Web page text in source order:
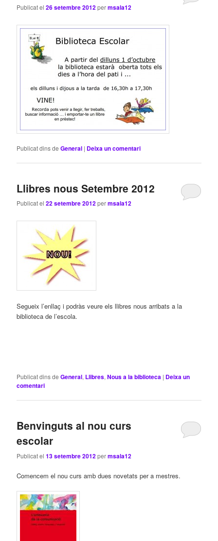
Publicat el26 setembre 2012permsala12
Publicat dins de General | Deixa un comentari
Llibres nous Setembre 2012
Publicat el22 setembre 2012permsala12
Segueix l’enllaç i podràs veure els llibres nous arribats a la
biblioteca de l’escola.
Publicat dins de General, Llibres,Nous a la biblioteca | Deixa un
comentari
Benvinguts al nou curs
escolar
Publicat el13 setembre 2012permsala12
Comencem el nou curs amb dues novetats per a mestres.